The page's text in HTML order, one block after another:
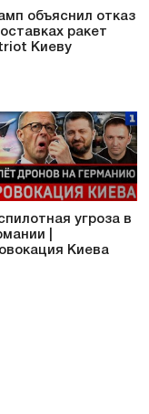
объяснил отказ
ракет
Киеву
угроза в
|
Киева